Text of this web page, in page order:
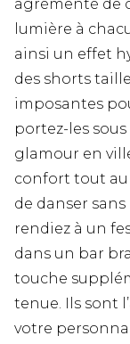
agrémenté de
lumière à
ainsi un effet
des shorts
imposantes
portez-les
glamour en
confort tout
de danser
rendiez à un
dans un bar
touche
tenue. Ils sont
votre